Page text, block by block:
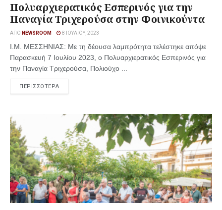
Πολυαρχιερατικός Εσπερινός για την
Παναγία Τριχερούσα στην Φοινικούντα
ΑΠΌ NEWSROOM 8 ΙΟΥΛΊΟΥ, 2023
Ι.Μ. ΜΕΣΣΗΝΙΑΣ: Με τη δέουσα λαμπρότητα τελέστηκε απόψε
Παρασκευή 7 Ιουλίου 2023, ο Πολυαρχιερατικός Εσπερινός για
την Παναγία Τριχερούσα, Πολιούχο ...
ΠΕΡΙΣΣΟΤΕΡΑ